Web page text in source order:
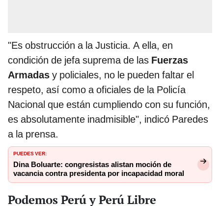
"Es obstrucción a la Justicia. A ella, en
condición de jefa suprema de las Fuerzas
Armadas y policiales, no le pueden faltar el
respeto, así como a oficiales de la Policía
Nacional que están cumpliendo con su función,
es absolutamente inadmisible", indicó Paredes
a la prensa.
PUEDES VER:
Dina Boluarte: congresistas alistan moción de
vacancia contra presidenta por incapacidad moral
Podemos Perú y Perú Libre